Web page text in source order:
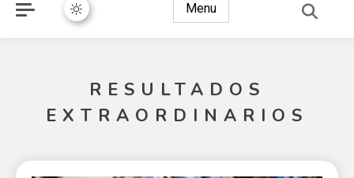
Menu
RESULTADOS
EXTRAORDINARIOS